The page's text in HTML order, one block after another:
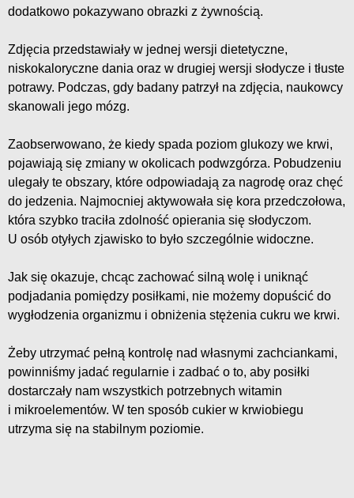
dodatkowo pokazywano obrazki z żywnością.
Zdjęcia przedstawiały w jednej wersji dietetyczne,
niskokaloryczne dania oraz w drugiej wersji słodycze i tłuste
potrawy. Podczas, gdy badany patrzył na zdjęcia, naukowcy
skanowali jego mózg.
Zaobserwowano, że kiedy spada poziom glukozy we krwi,
pojawiają się zmiany w okolicach podwzgórza. Pobudzeniu
ulegały te obszary, które odpowiadają za nagrodę oraz chęć
do jedzenia. Najmocniej aktywowała się kora przedczołowa,
która szybko traciła zdolność opierania się słodyczom.
U osób otyłych zjawisko to było szczególnie widoczne.
Jak się okazuje, chcąc zachować silną wolę i uniknąć
podjadania pomiędzy posiłkami, nie możemy dopuścić do
wygłodzenia organizmu i obniżenia stężenia cukru we krwi.
Żeby utrzymać pełną kontrolę nad własnymi zachciankami,
powinniśmy jadać regularnie i zadbać o to, aby posiłki
dostarczały nam wszystkich potrzebnych witamin
i mikroelementów. W ten sposób cukier w krwiobiegu
utrzyma się na stabilnym poziomie.